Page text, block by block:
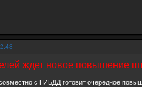
ждет новое повышение
с ГИБДД готовит очередное